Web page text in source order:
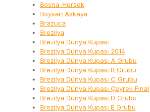
Bosna-Hersek
Boysan Akkaya
Brazuca
Brezilya
Brezilya Dünya Kupası
Brezilya Dünya Kupası 2014
Brezilya Dünya Kupası A Grubu
Brezilya Dünya Kupası B Grubu
Brezilya Dünya Kupası C Grubu
Brezilya Dünya Kupası Çeyrek Final
Brezilya Dünya Kupası D Grubu
Brezilya Dünya Kupası E Grubu